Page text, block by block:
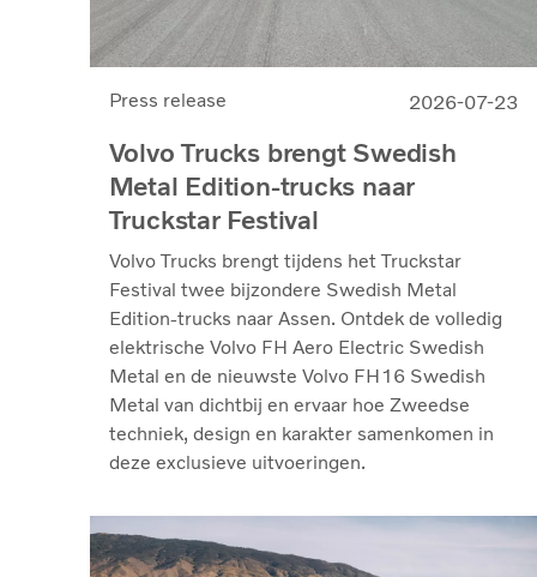
Press release 2026-07-23
Volvo Trucks brengt Swedish
Metal Edition-trucks naar
Truckstar Festival
Volvo Trucks brengt tijdens het Truckstar
Festival twee bijzondere Swedish Metal
Edition-trucks naar Assen. Ontdek de volledig
elektrische Volvo FH Aero Electric Swedish
Metal en de nieuwste Volvo FH16 Swedish
Metal van dichtbij en ervaar hoe Zweedse
techniek, design en karakter samenkomen in
deze exclusieve uitvoeringen.